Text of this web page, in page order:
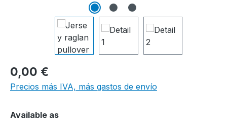
0,00 €
Precios más IVA, más gastos de envío
Seleccione
Available as